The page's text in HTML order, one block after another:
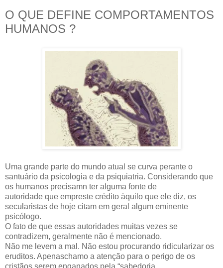
O QUE DEFINE COMPORTAMENTOS
HUMANOS ?
Uma grande parte do mundo atual se curva perante o
santuário da psicologia e da psiquiatria. Considerando que
os humanos precisamn ter alguma fonte de
autoridade que empreste crédito àquilo que ele diz, os
secularistas de hoje citam em geral algum eminente
psicólogo.
O fato de que essas autoridades muitas vezes se
contradizem, geralmente não é mencionado.
Não me levem a mal. Não estou procurando ridicularizar os
eruditos. Apenaschamo a atenção para o perigo de os
cristãos serem enganados pela “sabedoria